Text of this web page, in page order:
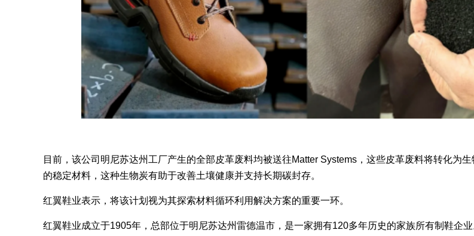
目前，该公司明尼苏达州工厂产生的全部皮革废料均被送往Matter Systems，这些皮革废料将转化为
的稳定材料，这种生物炭有助于改善土壤健康并支持长期碳封存。
红翼鞋业表示，将该计划视为其探索材料循环利用解决方案的重要一环。
红翼鞋业成立于1905年，总部位于明尼苏达州雷德温市，是一家拥有120多年历史的家族所有制鞋企